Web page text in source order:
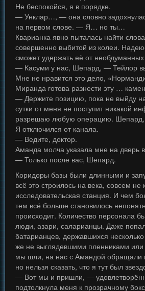
Не беспокойся, я в порядке.
— Унклар…, — она словно
на первом слове. — Я… но ты…
Кварианка явно пыталась найти
совершенно выбитой из колеи.
сможет удержать её от необдуманных
— Касуми у нас, Шепард, — Тейлор
Мне не нравится это дело,
Миранда готова разнести эту …
— Держите позицию, пока не выйду
сутки от меня не поступит никакой
разрешаю любую операцию. Шепард,
Я отключился от канала.
— Ведите, доктор.
Аманда молча указала мне на дверь
— Только после вас, Шепард.
Коридоры базы были длинными и
всё это строилось на века, совсем не
исследовательская станция. И чем
тем всё больше становилось
происходит. Количество персонала
люди, азари, саларианцы. Даже
батарианцев, державшихся
же не выглядевшими пленниками
мы шли, на нас с Амандой обращали
но нельзя сказать, что я тут был
— Вот мы и пришли, —
подтолкнула меня к прозрачному